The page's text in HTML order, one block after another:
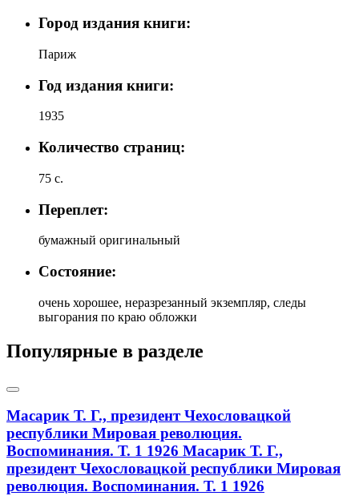
Город издания книги:
Париж
Год издания книги:
1935
Количество страниц:
75 с.
Переплет:
бумажный оригинальный
Состояние:
очень хорошее, неразрезанный экземпляр, следы
выгорания по краю обложки
Популярные в разделе
Масарик Т. Г., президент Чехословацкой
республики Мировая революция.
Воспоминания. Т. 1 1926 Масарик Т. Г.,
президент Чехословацкой республики Мировая
революция. Воспоминания. Т. 1 1926